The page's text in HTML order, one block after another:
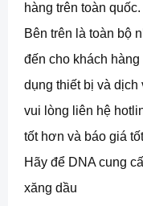
hàng trên toàn quốc.
Bên trên là toàn bộ
đến cho khách
dụng thiết bị và dịch
vui lòng liên hệ
tốt hơn và báo giá
Hãy để DNA cung
xăng dầu